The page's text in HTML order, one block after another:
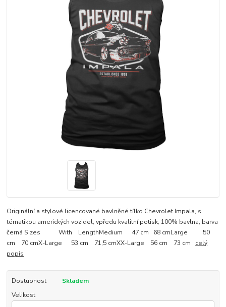
Originální a stylové licencované bavlněné tílko Chevrolet Impala, s
tématikou amerických vozidel, vpředu kvalitní potisk, 100% bavlna, barva
černá Sizes With LengthMedium 47 cm 68 cmLarge 50
cm 70 cmX-Large 53 cm 71,5 cmXX-Large 56 cm 73 cm celý
popis
Dostupnost
Skladem
Velikost